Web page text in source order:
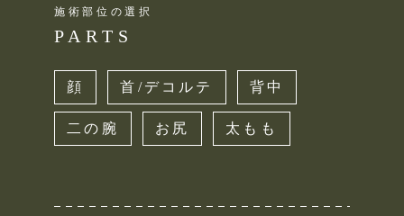
施術部位の選択
PARTS
顔 首/デコルテ 背中
二の腕 お尻 太もも